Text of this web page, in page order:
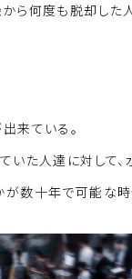
ら何度も脱却し
来ている。
いた人達に対して
数十年で可能な時